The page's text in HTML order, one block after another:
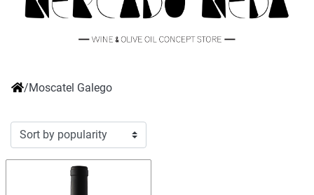
/Moscatel Galego